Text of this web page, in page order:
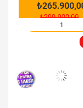
₺299.900,00
SEPETE EKLE
yeni
ürün